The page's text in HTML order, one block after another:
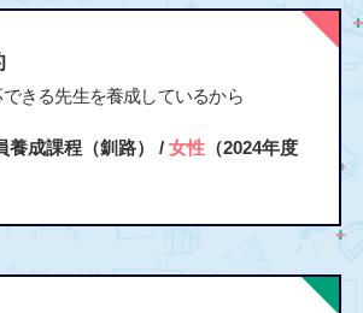
きる先生を養成しているから
養成課程（釧路） / 女性（2024年度